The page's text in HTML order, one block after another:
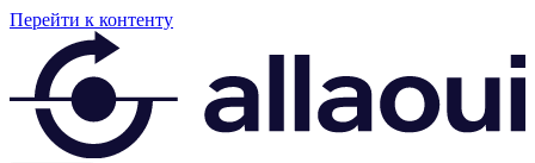
Перейти к контенту